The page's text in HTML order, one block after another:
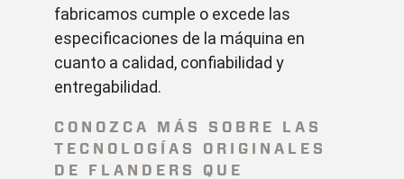
fabricamos cumple o excede las
especificaciones de la máquina en
cuanto a calidad, confiabilidad y
entregabilidad.
CONOZCA MÁS SOBRE LAS
TECNOLOGÍAS ORIGINALES
DE FLANDERS QUE